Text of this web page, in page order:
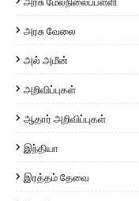
அரசு வேலை
அல் அமீன்
அறிவிப்புகள்
ஆதார் அறிவிப்புகள்
இந்தியா
இரத்தம் தேவை